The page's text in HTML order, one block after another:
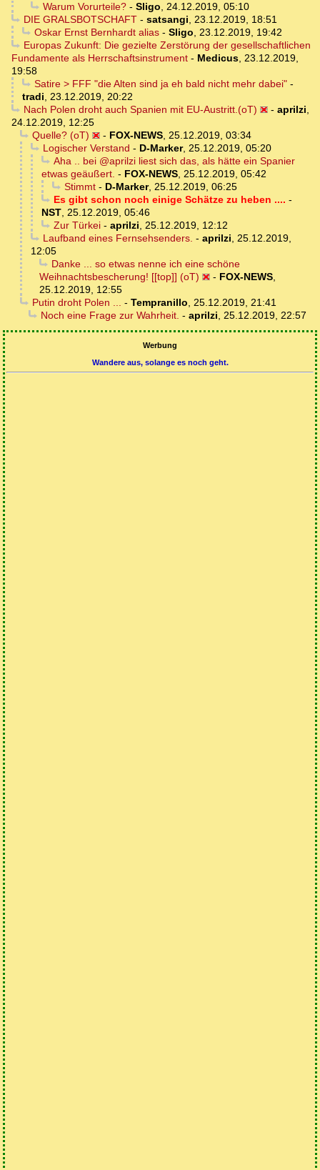
Warum Vorurteile?- Sligo
24.12.2019, 05:10
DIE GRALSBOTSCHAFT- satsangi
23.12.2019, 18:51
Oskar Ernst Bernhardt alias- Sligo
23.12.2019, 19:42
Europas Zukunft: Die gezielte Zerstörung der gesellschaftlichen
Fundamente als Herrschaftsinstrument - Medicus 23.12.2019,
19:58
Satire > FFF "die Alten sind ja eh bald nicht mehr dabei"-
tradi
23.12.2019, 20:22
Nach Polen droht auch Spanien mit EU-Austritt.(oT)
- aprilzi
24.12.2019, 12:25
Quelle? (oT)
- FOX-NEWS, 25.12.2019, 03:34
Logischer Verstand - D-Marker, 25.12.2019, 05:20
Aha .. bei @aprilzi liest sich das, als hätte ein Spanier
etwas geäußert. - FOX-NEWS 25.12.2019, 05:42
Stimmt- D-Marker, 25.12.2019, 06:25
Es gibt schon noch einige Schätze zu heben .... -
NST 25.12.2019, 05:46
Zur Türkei- aprilzi
25.12.2019, 12:12
Laufband eines Fernsehsenders. - aprilzi
25.12.2019,
12:05
Danke ... so etwas nenne ich eine schöne
Weihnachtsbescherung! [[top]] (oT)
- FOX-NEWS
25.12.2019, 12:55
Putin droht Polen ...
- Tempranillo
25.12.2019, 21:41
Noch eine Frage zur Wahrheit. - aprilzi 25.12.2019, 22:57
Werbung
Wandere aus, solange es noch geht.